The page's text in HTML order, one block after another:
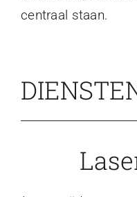
centraal staan.